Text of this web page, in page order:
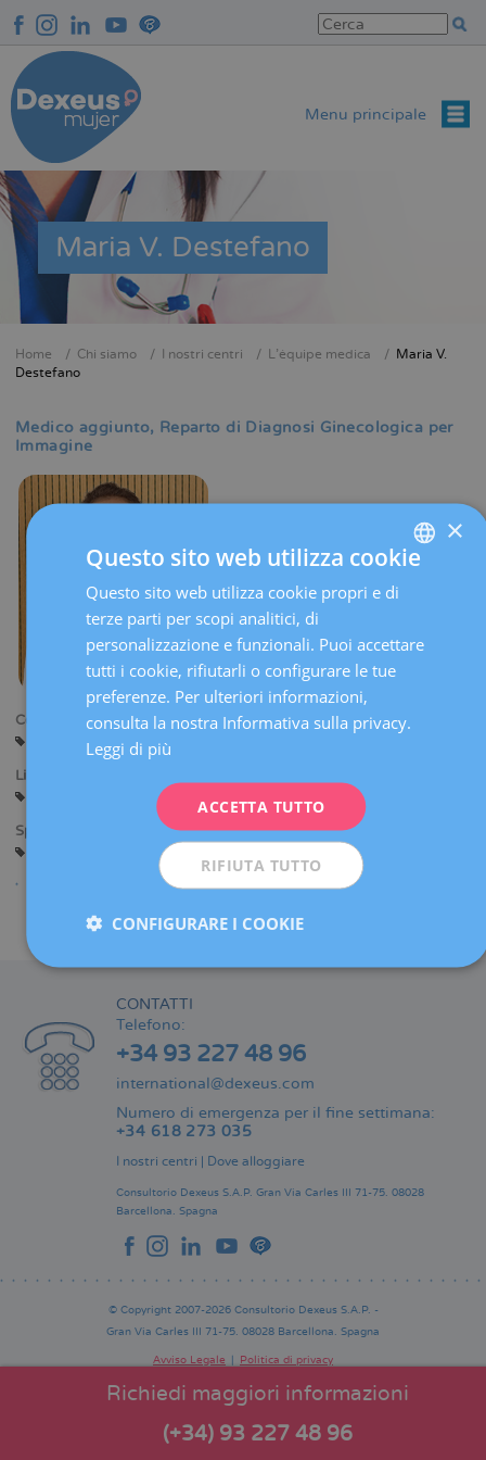
contenuto
principale
Menu principale
Maria V. Destefano
Briciole
pane
Home Chi siamo I nostri centri L'équipe medica
Maria V.
Destefano
Medico aggiunto Reparto di Diagnosi Ginecologica per
Immagine
Centri:
Barcellona
Lingue:
Inglese
Specialità:
Diagnosi Ginecologica per Immagine
Richiedi maggiori informazioni
(+34) 93 227 48 96
CONTATTI
Telefono:
+34 93 227 48 96
international@dexeus.com
Numero di emergenza per il fine settimana:
+34 618 273 035
I nostri centri | Dove alloggiare
Consultorio Dexeus S.A.P. Gran Via Carles III 71-75. 08028
Barcellona. Spagna
© Copyright 2007-2026 Consultorio Dexeus S.A.P. -
Gran Via Carles III 71-75. 08028 Barcellona. Spagna
de
Avviso Legale
Politica di privacy
SPANISH
DEUTSCH
×
Questo sito web utilizza cookie
Questo sito web utilizza cookie propri e di
terze parti per scopi analitici, di
personalizzazione e funzionali. Puoi accettare
tutti i cookie, rifiutarli o configurare le tue
preferenze. Per ulteriori informazioni,
consulta la nostra Informativa sulla privacy.
Leggi di più
ACCETTA TUTTO
RIFIUTA TUTTO
CONFIGURARE I COOKIE